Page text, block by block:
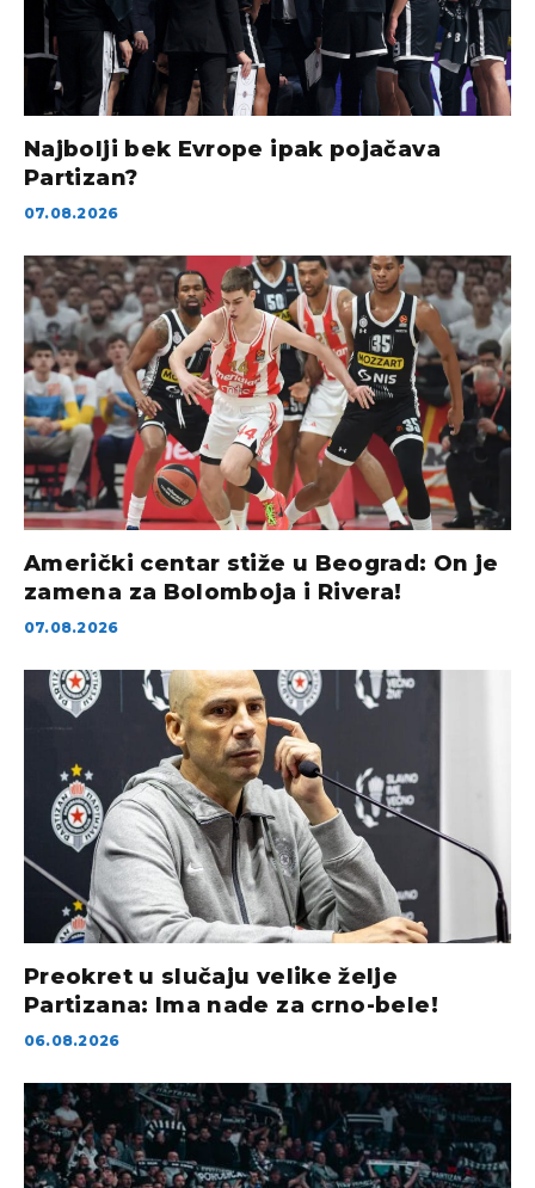
Najbolji bek Evrope ipak pojačava
Partizan?
07.08.2026
Američki centar stiže u Beograd: On je
zamena za Bolomboja i Rivera!
07.08.2026
Preokret u slučaju velike želje
Partizana: Ima nade za crno-bele!
06.08.2026